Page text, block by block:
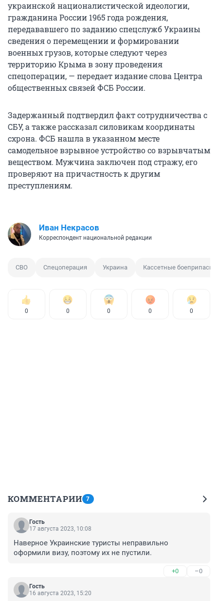
украинской националистической идеологии,
гражданина России 1965 года рождения,
передававшего по заданию спецслужб Украины
сведения о перемещении и формировании
военных грузов, которые следуют через
территорию Крыма в зону проведения
спецоперации, — передает издание слова Центра
общественных связей ФСБ России.
Задержанный подтвердил факт сотрудничества с
СБУ, а также рассказал силовикам координаты
схрона. ФСБ нашла в указанном месте
самодельное взрывное устройство со взрывчатым
веществом. Мужчина заключен под стражу, его
проверяют на причастность к другим
преступлениям.
Иван Некрасов
Корреспондент национальной редакции
СВО Спецоперация Украина Кассетные боеприпасы
0 0 0 0 0
КОММЕНТАРИИ 7
Гость
17 августа 2023, 10:08
Наверное Украинские туристы неправильно
оформили визу, поэтому их не пустили.
+0 –0
Гость
16 августа 2023, 15:20